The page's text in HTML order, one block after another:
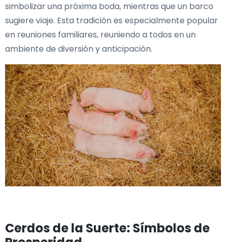
simbolizar una próxima boda, mientras que un barco
sugiere viaje. Esta tradición es especialmente popular
en reuniones familiares, reuniendo a todos en un
ambiente de diversión y anticipación.
Cerdos de la Suerte: Símbolos de